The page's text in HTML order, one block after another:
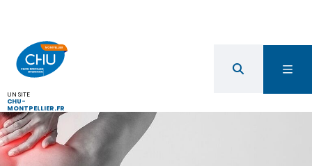
UN SITE
CHU-
MONTPELLIER.FR